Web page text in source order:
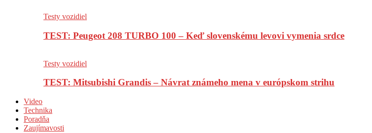
Testy vozidiel
TEST: Peugeot 208 TURBO 100 – Keď slovenskému levovi vymenia srdce
Testy vozidiel
TEST: Mitsubishi Grandis – Návrat známeho mena v európskom strihu
Video
Technika
Poradňa
Zaujímavosti